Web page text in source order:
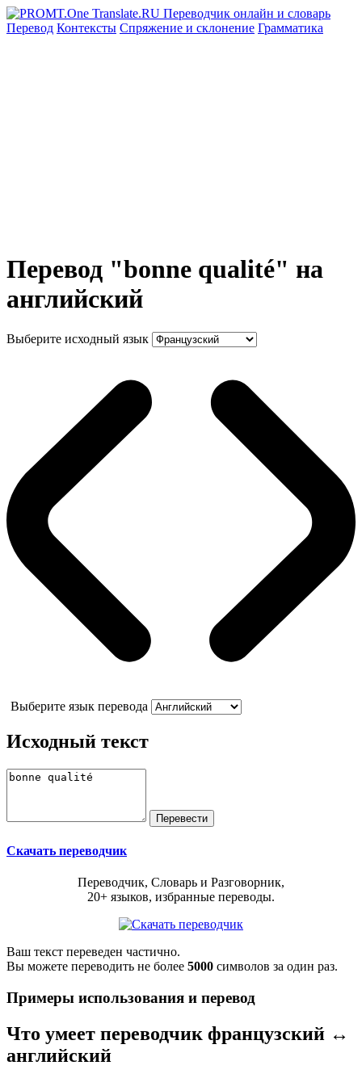
Перевод Контексты Спряжение и склонение Грамматика
Перевод "bonne qualité" на
английский
Выберите исходный язык
Выберите язык перевода
Исходный текст
Скачать переводчик
Переводчик, Словарь и Разговорник,
20+ языков, избранные переводы.
Ваш текст переведен частично.
Вы можете переводить не более 5000 символов за один раз.
Примеры использования и перевод
Что умеет переводчик французский ↔
английский